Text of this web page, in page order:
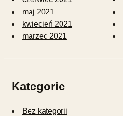
maj 2021
kwiecień 2021
marzec 2021
Kategorie
Bez kategorii